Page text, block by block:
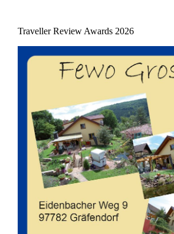
Traveller Review Awards 2026